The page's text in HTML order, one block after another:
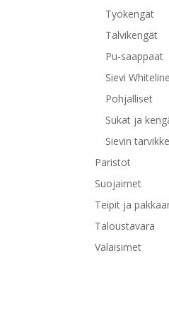
Työkengät
Talvikengät
Pu-saappaat
Sievi Whiteline
Pohjalliset
Sukat ja
Sievin
Paristot
Suojaimet
Teipit ja
Taloustavara
Valaisimet